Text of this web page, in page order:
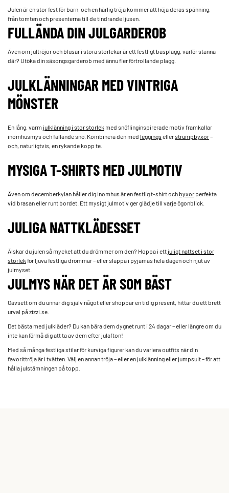
Julen är en stor fest för barn, och en härlig tröja kommer att höja deras spänning,
från tomten och presenterna till de tindrande ljusen.
FULLÄNDA DIN JULGARDEROB
Även om jultröjor och blusar i stora storlekar är ett festligt basplagg, varför stanna
där? Utöka din säsongsgarderob med ännu fler förtrollande plagg.
JULKLÄNNINGAR MED VINTRIGA
MÖNSTER
En lång, varm julklänning i stor storlekmed snöflinginspirerade motiv framkallar
inomhusmys och fallande snö. Kombinera den med leggingsellerstrumpbyxor–
och, naturligtvis, en rykande kopp te.
MYSIGA T-SHIRTS MED JULMOTIV
Även om decemberkylan håller dig inomhus är en festlig t-shirt ochbyxorperfekta
vid brasan eller runt bordet. Ett mysigt julmotiv ger glädje till varje ögonblick.
JULIGA NATTKLÄDESSET
Älskar du julen så mycket att du drömmer om den? Hoppa i ettjuligt nattset i stor
storlekför ljuva festliga drömmar – eller slappa i pyjamas hela dagen och njut av
julmyset.
JULMYS NÄR DET ÄR SOM BÄST
Oavsett om du unnar dig själv något eller shoppar en tidig present, hittar du ett brett
urval på zizzi.se.
Det bästa med julkläder? Du kan bära dem dygnet runt i 24 dagar – eller längre om du
inte kan förmå dig att ta av dem efter julafton!
Med så många festliga stilar för kurviga figurer kan du variera outfits när din
favorittröja är i tvätten. Välj en annan tröja – eller en julklänning eller jumpsuit – för att
hålla julstämningen på topp.